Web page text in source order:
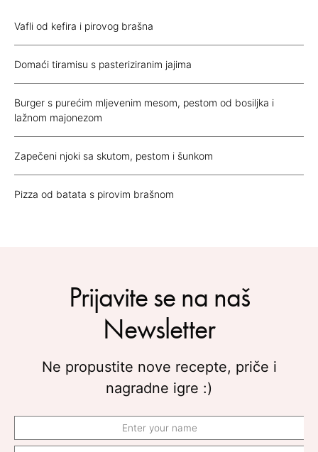
Vafli od kefira i pirovog brašna
Domaći tiramisu s pasteriziranim jajima
Burger s purećim mljevenim mesom, pestom od bosiljka i
lažnom majonezom
Zapečeni njoki sa skutom, pestom i šunkom
Pizza od batata s pirovim brašnom
Prijavite se na naš
Newsletter
Ne propustite nove recepte, priče i
nagradne igre :)